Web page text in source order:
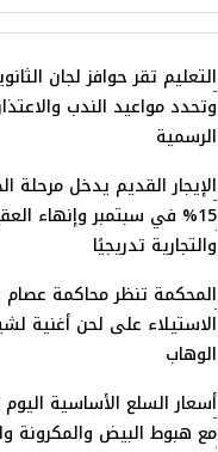
وتحدد مواعيد الندب
الرسمية
الإيجار القديم يدخل مرحلة
15% في سبتمبر وإنهاء
والتجارية تدريجيًا
المحكمة تنظر محاكمة
الاستيلاء على لحن أغنية
الوهاب
أسعار السلع الأساسية اليوم
مع هبوط البيض والمكرونة